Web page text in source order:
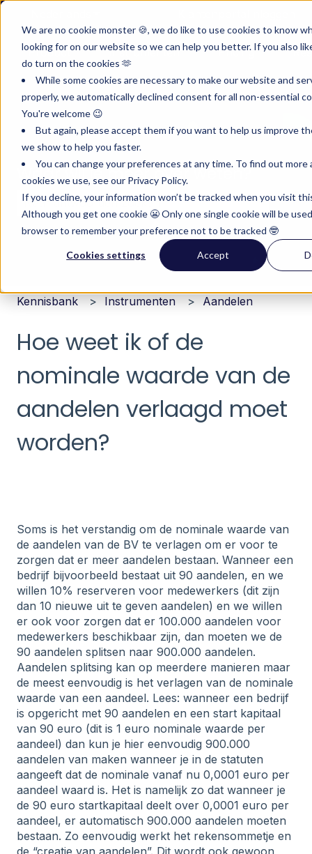
We are no cookie monster 🍪, we do like to use cookies to know
looking for on our website so we can help you better. If you also
do turn on the cookies 🫶
While some cookies are necessary to make our website and
properly, we automatically declined consent for all non-essential
You're welcome 😉
But again, please accept them if you want to help us improve
we show to help you faster.
You can change your preferences at any time. To find out
cookies we use, see our Privacy Policy.
If you decline, your information won’t be tracked when you visit
Although you get one cookie 😬 Only one single cookie will be
browser to remember your preference not to be tracked 🤓
Cookies settings Accept
Product
Submenu tonen voor Product
Instrumenten
Pricing
Waar wil je meer over weten?
Er zijn geen suggesties want het zoekveld is leeg.
Kennisbank Instrumenten Aandelen
Hoe weet ik of de
nominale waarde van de
aandelen verlaagd moet
worden?
Soms is het verstandig om de nominale waarde van
de aandelen van de BV te verlagen om er voor te
zorgen dat er meer aandelen bestaan. Wanneer een
bedrijf bijvoorbeeld bestaat uit 90 aandelen, en we
willen 10% reserveren voor medewerkers (dit zijn
dan 10 nieuwe uit te geven aandelen) en we willen
er ook voor zorgen dat er 100.000 aandelen voor
medewerkers beschikbaar zijn, dan moeten we de
90 aandelen splitsen naar 900.000 aandelen.
Aandelen splitsing kan op meerdere manieren maar
de meest eenvoudig is het verlagen van de nominale
waarde van een aandeel. Lees: wanneer een bedrijf
is opgericht met 90 aandelen en een start kapitaal
van 90 euro (dit is 1 euro nominale waarde per
aandeel) dan kun je hier eenvoudig 900.000
aandelen van maken wanneer je in de statuten
aangeeft dat de nominale vanaf nu 0,0001 euro per
aandeel waard is. Het is namelijk zo dat wanneer je
de 90 euro startkapitaal deelt over 0,0001 euro per
aandeel, er automatisch 900.000 aandelen moeten
bestaan. Zo eenvoudig werkt het rekensommetje en